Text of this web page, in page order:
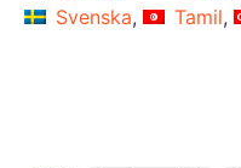
Svenska
Tamil